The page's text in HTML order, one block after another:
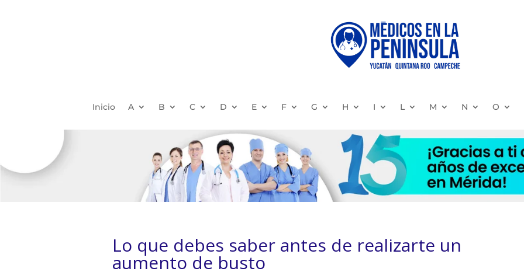
Inicio A B C D E F G H I L M N O
Lo que debes saber antes de realizarte un
aumento de busto